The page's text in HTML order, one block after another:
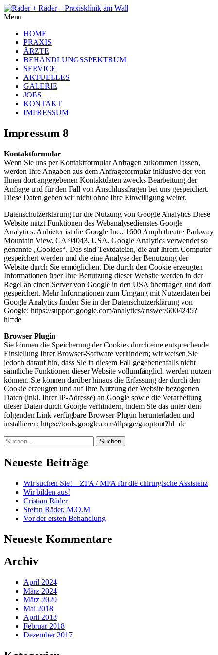
Menu
HOME
PRAXIS
ÄRZTE
BEHANDLUNGSSPEKTRUM
SERVICE
AKTUELLES
GALERIE
JOBS
KONTAKT
IMPRESSUM
Impressum 8
Kontaktformular
Wenn Sie uns per Kontaktformular Anfragen zukommen lassen,
werden Ihre Angaben aus dem Anfrageformular inklusive der von
Ihnen dort angegebenen Kontaktdaten zwecks Bearbeitung der
Anfrage und für den Fall von Anschlussfragen bei uns gespeichert.
Diese Daten geben wir nicht ohne Ihre Einwilligung weiter.
Datenschutzerklärung für die Nutzung von Google Analytics Diese
Website nutzt Funktionen des Webanalysedienstes Google
Analytics. Anbieter ist die Google Inc., 1600 Amphitheatre Parkway
Mountain View, CA 94043, USA. Google Analytics verwendet so
genannte „Cookies“. Das sind Textdateien, die auf Ihrem Computer
gespeichert werden und die eine Analyse der Benutzung der
Website durch Sie ermöglichen. Die durch den Cookie erzeugten
Informationen über Ihre Benutzung dieser Website werden in der
Regel an einen Server von Google in den USA übertragen und dort
gespeichert. Mehr Informationen zum Umgang mit Nutzerdaten bei
Google Analytics finden Sie in der Datenschutzerklärung von
Google: https://support.google.com/analytics/answer/6004245?
hl=de
Browser Plugin
Sie können die Speicherung der Cookies durch eine entsprechende
Einstellung Ihrer Browser-Software verhindern; wir weisen Sie
jedoch darauf hin, dass Sie in diesem Fall gegebenenfalls nicht
sämtliche Funktionen dieser Website vollumfänglich werden nutzen
können. Sie können darüber hinaus die Erfassung der durch den
Cookie erzeugten und auf Ihre Nutzung der Website bezogenen
Daten (inkl. Ihrer IP-Adresse) an Google sowie die Verarbeitung
dieser Daten durch Google verhindern, indem Sie das unter dem
folgenden Link verfügbare Browser-Plugin herunterladen und
installieren: https://tools.google.com/dlpage/gaoptout?hl=de
Suchen
nach:
Neueste Beiträge
Wir suchen Sie! – ZFA / MFA für die chirurgische Assistenz
Wir bilden aus!
Cristian Räder
Stefan Räder, M.O.M
Vor der ersten Behandlung
Neueste Kommentare
Archiv
April 2024
März 2024
März 2020
Mai 2018
April 2018
Februar 2018
Dezember 2017